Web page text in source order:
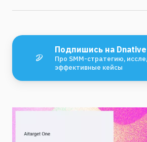
Подпишись на Dnative
Про SMM-стратегию,
эффективные кейсы